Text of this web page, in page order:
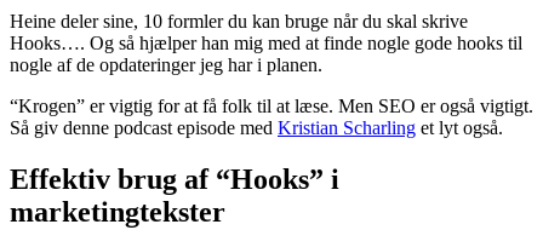
Heine deler sine, 10 formler du kan bruge når du skal skrive
Hooks…. Og så hjælper han mig med at finde nogle gode hooks til
nogle af de opdateringer jeg har i planen.
“Krogen” er vigtig for at få folk til at læse. Men SEO er også vigtigt.
Så giv denne podcast episode med Kristian Scharling et lyt også.
Effektiv brug af “Hooks” i
marketingtekster